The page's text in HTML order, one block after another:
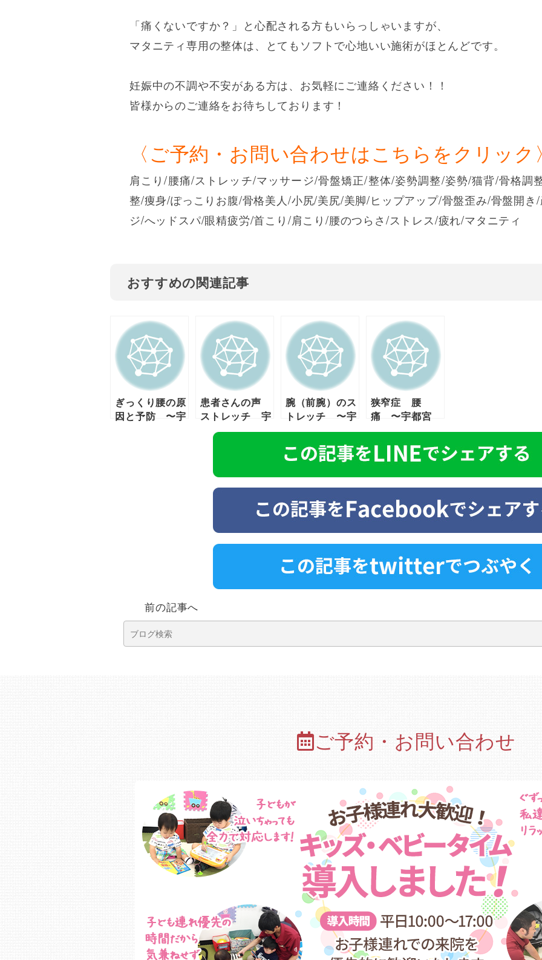
「痛くないですか？」と心配される方もいらっしゃいますが、
マタニティ専用の整体は、とてもソフトで心地いい施術がほとんどです。
妊娠中の不調や不安がある方は、お気軽にご連絡ください！！
皆様からのご連絡をお待ちしております！
〈ご予約・お問い合わせはこちらをクリック〉
肩こり/腰痛/ストレッチ/マッサージ/骨盤矯正/整体/姿勢調整/姿勢/猫背/骨格調
整/痩身/ぽっこりお腹/骨格美人/小尻/美尻/美脚/ヒップアップ/骨盤歪み/骨盤開き
ジ/へッドスパ/眼精疲労/首こり/肩こり/腰のつらさ/ストレス/疲れ/マタニティ
おすすめの関連記事
ぎっくり腰の原
因と予防 〜宇
患者さんの声
ストレッチ 宇
都宮 針ヶ谷
腕（前腕）のス
トレッチ 〜宇
都宮 ストレッ
チ〜
狭窄症 腰
痛 〜宇都宮
針ヶ谷〜
前の記事へ
ご予約・お問い合わせ